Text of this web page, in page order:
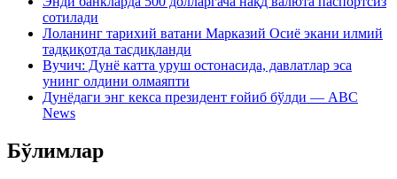
сотилади
Лоланинг тарихий ватани Марказий Осиё экани илмий
тадқиқотда тасдиқланди
Вучич: Дунё катта уруш остонасида, давлатлар эса
унинг олдини олмаяпти
Дунёдаги энг кекса президент ғойиб бўлди — ABC
News
Бўлимлар